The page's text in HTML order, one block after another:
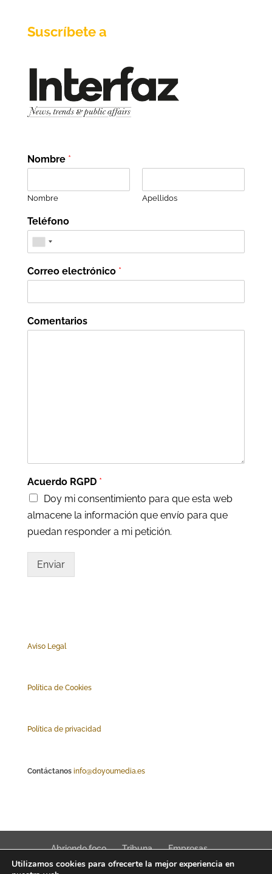
Suscríbete a
Nombre *
Nombre Apellidos
Teléfono
Correo electrónico *
Comentarios
Acuerdo RGPD *
Doy mi consentimiento para que esta web
almacene la información que envío para que
puedan responder a mi petición.
Enviar
Aviso Legal
Política de Cookies
Política de privacidad
Contáctanos info@doyoumedia.es
Abriendo foco Tribuna
Empresas
Actualidad
Innovación Tendencias
Utilizamos cookies para ofrecerte la mejor experiencia en